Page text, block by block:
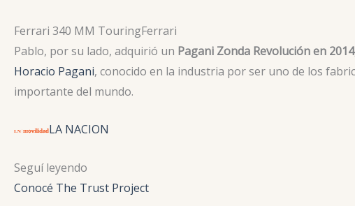
Ferrari 340 MM TouringFerrari
Pablo, por su lado, adquirió un Pagani Zonda Revolución en
Horacio Pagani, conocido en la industria por ser uno de los
importante del mundo.
LA NACION
Seguí leyendo
Conocé The Trust Project